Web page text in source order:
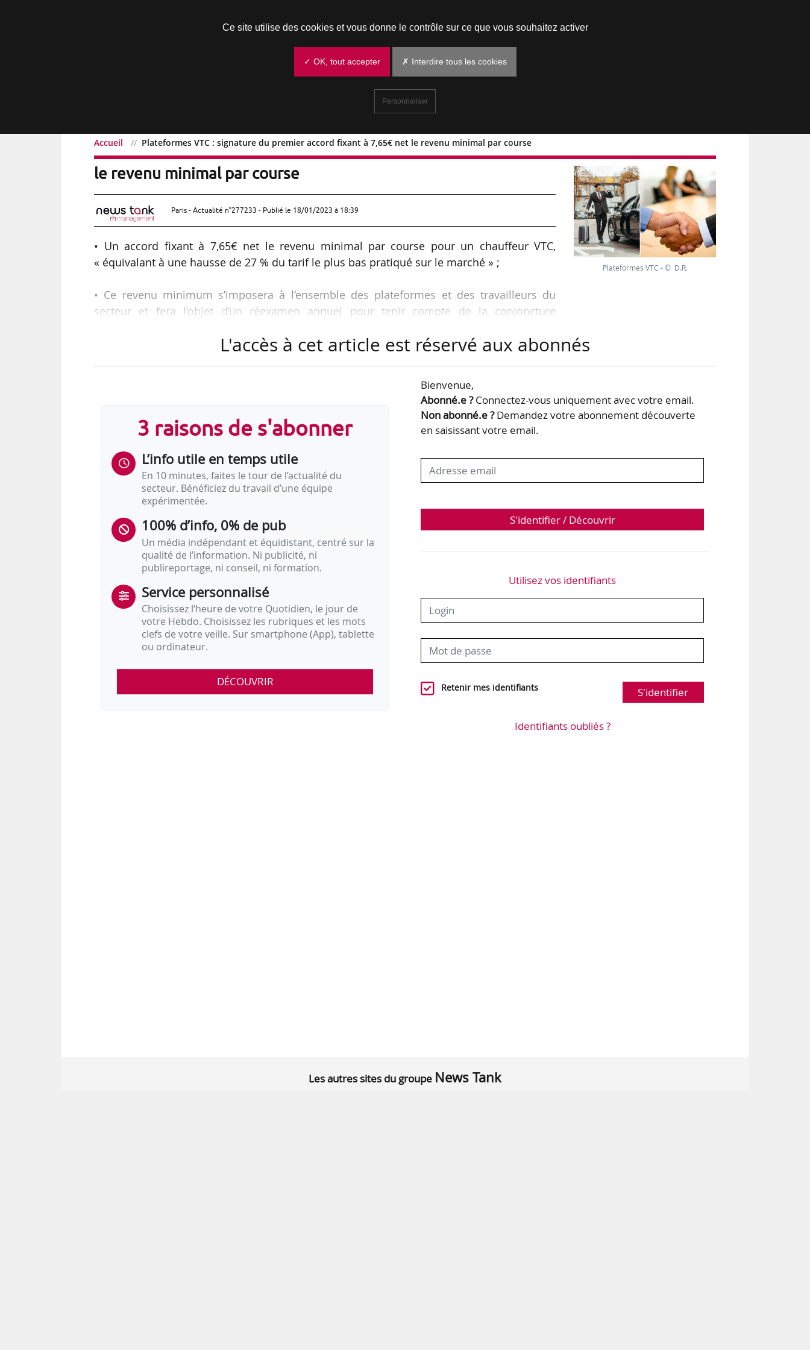
Accueil Plateformes VTC : signature du premier accord fixant à 7,65€ net le revenu minimal par course
Plateformes VTC : signature du premier accord fixant à 7,65€ net
le revenu minimal par course
Paris - Actualité n°277233 - Publié le 18/01/2023 à 18:39
• Un accord fixant à 7,65€ net le revenu minimal par course pour un chauffeur VTC,
« équivalant à une hausse de 27 % du tarif le plus bas pratiqué sur le marché » ;
• Ce revenu minimum s’imposera à l’ensemble des plateformes et des travailleurs du
secteur et fera l’objet d’un réexamen annuel pour tenir compte de la conjoncture
Tel est l’objet de l’accord négocié et signé entre les organisations représentatives des
travailleurs indépendants (AVF [42,8 %], FNAE, CFTC et Unsa) et les organisations
indépendants et ACIL ont refusé de signer le document estimant que « le montant n’était
pas suffisant ».
Plateformes VTC - © D.R.
L'accès à cet article est réservé aux abonnés
3 raisons de s'abonner
L’info utile en temps utile
En 10 minutes, faites le tour de l’actualité du
secteur. Bénéficiez du travail d’une équipe
expérimentée.
100% d’info, 0% de pub
Un média indépendant et équidistant, centré sur la
qualité de l’information. Ni publicité, ni
publireportage, ni conseil, ni formation.
Service personnalisé
Choisissez l‘heure de votre Quotidien, le jour de
votre Hebdo. Choisissez les rubriques et les mots
clefs de votre veille. Sur smartphone (App), tablette
ou ordinateur.
DÉCOUVRIR
Bienvenue,
Abonné.e ?Connectez-vous uniquement avec votre email.
Non abonné.e ?Demandez votre abonnement découverte
en saisissant votre email.
S'identifier / Découvrir
Utilisez vos identifiants
Retenir mes identifiants S'identifier
Identifiants oubliés ?
Les autres sites du groupe News Tank
Ce site utilise des cookies et vous donne le contrôle sur ce que vous souhaitez activer
✓ OK, tout accepter ✗ Interdire tous les cookies
Personnaliser